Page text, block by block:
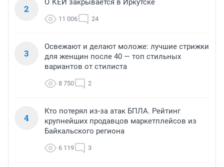
2
О`КЕЙ закрывается в Иркутске
11 006 24
3
Освежают и делают моложе: лучшие стрижки
для женщин после 40 — топ стильных
вариантов от стилиста
8 750 2
4
Кто потерял из-за атак БПЛА. Рейтинг
крупнейших продавцов маркетплейсов из
Байкальского региона
6 119 3